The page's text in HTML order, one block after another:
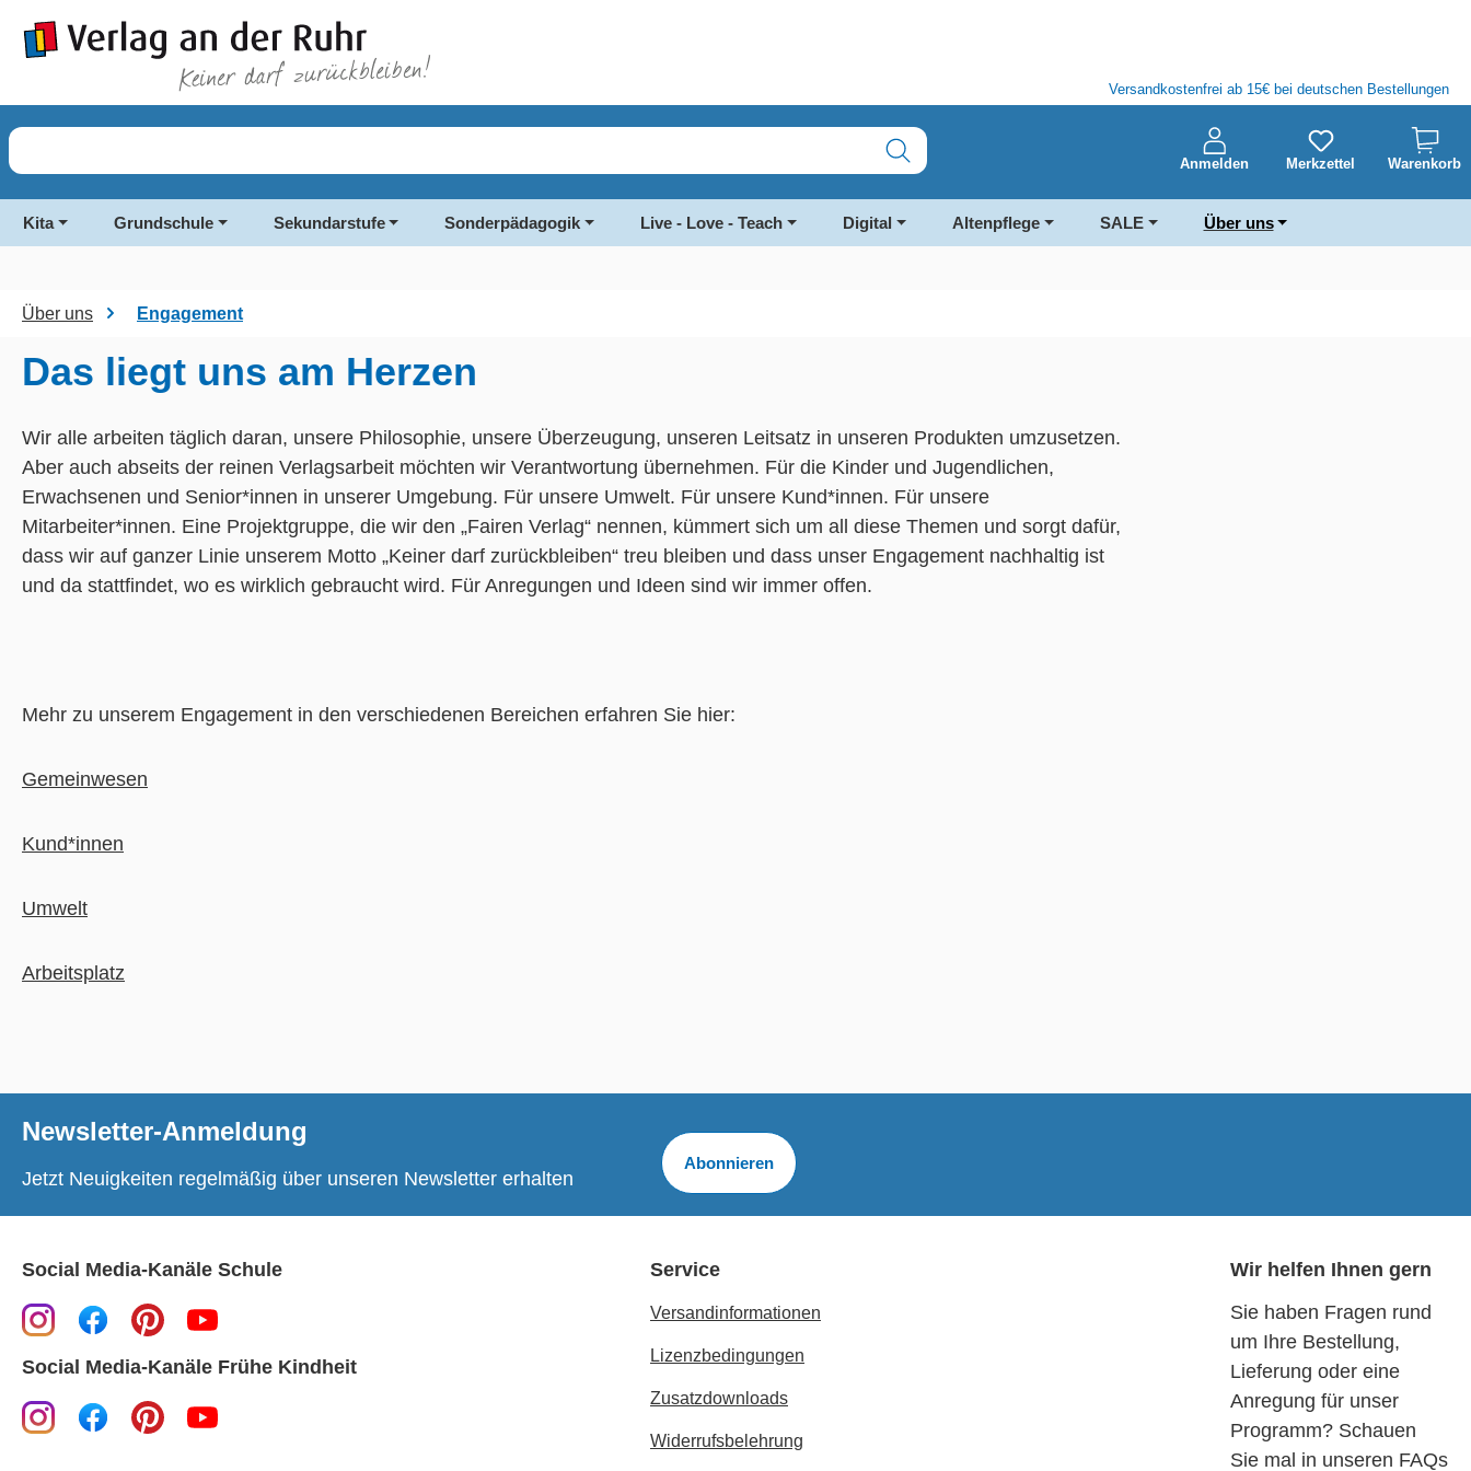
Zur Hauptnavigation springen
Versandkostenfrei ab 15€ bei deutschen Bestellungen
Anmelden Merkzettel Warenkorb
Kita Grundschule Sekundarstufe Sonderpädagogik Live - Love - Teach Digital Altenpflege SALE Über uns
Über uns Engagement
Das liegt uns am Herzen
Wir alle arbeiten täglich daran, unsere Philosophie, unsere Überzeugung, unseren Leitsatz in unseren Produkten umzusetzen.
Aber auch abseits der reinen Verlagsarbeit möchten wir Verantwortung übernehmen. Für die Kinder und Jugendlichen,
Erwachsenen und Senior*innen in unserer Umgebung. Für unsere Umwelt. Für unsere Kund*innen. Für unsere
Mitarbeiter*innen. Eine Projektgruppe, die wir den „Fairen Verlag“ nennen, kümmert sich um all diese Themen und sorgt dafür,
dass wir auf ganzer Linie unserem Motto „Keiner darf zurückbleiben“ treu bleiben und dass unser Engagement nachhaltig ist
und da stattfindet, wo es wirklich gebraucht wird. Für Anregungen und Ideen sind wir immer offen.
Mehr zu unserem Engagement in den verschiedenen Bereichen erfahren Sie hier:
Gemeinwesen
Kund*innen
Umwelt
Arbeitsplatz
Newsletter-Anmeldung
Jetzt Neuigkeiten regelmäßig über unseren Newsletter erhalten
Abonnieren
Social Media-Kanäle Schule
Social Media-Kanäle Frühe Kindheit
Service
Versandinformationen
Lizenzbedingungen
Zusatzdownloads
Widerrufsbelehrung
Wir helfen Ihnen gern
Sie haben Fragen rund
um Ihre Bestellung,
Lieferung oder eine
Anregung für unser
Programm? Schauen
Sie mal in unseren FAQs